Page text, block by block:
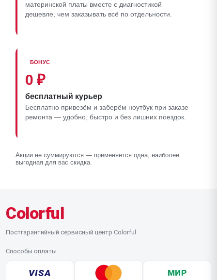
материнской платы вместе с диагностикой
дешевле, чем заказывать всё по отдельности.
БОНУС
0 ₽
бесплатный курьер
Бесплатно привезём и заберём ноутбук при заказе
ремонта — удобно, быстро и без лишних поездок.
Акции не суммируются — применяется одна, наиболее
выгодная для вас скидка.
Colorful
Постгарантийный сервисный центр Colorful
Способы оплаты
VISA МИР